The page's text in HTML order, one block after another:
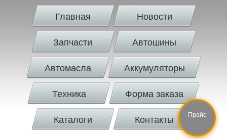
Главная Новости
Запчасти Автошины
Автомасла Аккумуляторы
Техника Форма заказа
Каталоги Контакты Прайс